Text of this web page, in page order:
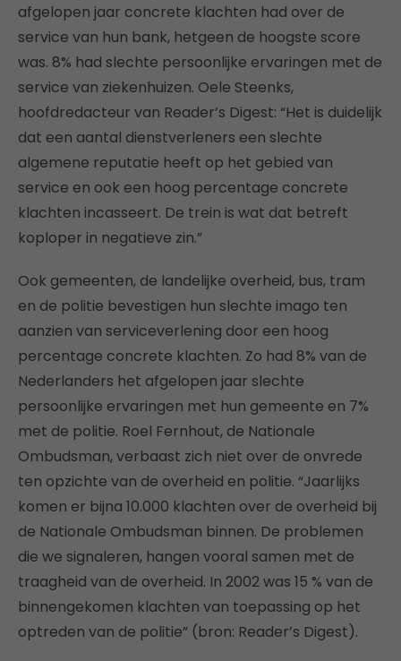
afgelopen jaar concrete klachten had over de
service van hun bank, hetgeen de hoogste score
was. 8% had slechte persoonlijke ervaringen met de
service van ziekenhuizen. Oele Steenks,
hoofdredacteur van Reader’s Digest: “Het is duidelijk
dat een aantal dienstverleners een slechte
algemene reputatie heeft op het gebied van
service en ook een hoog percentage concrete
klachten incasseert. De trein is wat dat betreft
koploper in negatieve zin.”
Ook gemeenten, de landelijke overheid, bus, tram
en de politie bevestigen hun slechte imago ten
aanzien van serviceverlening door een hoog
percentage concrete klachten. Zo had 8% van de
Nederlanders het afgelopen jaar slechte
persoonlijke ervaringen met hun gemeente en 7%
met de politie. Roel Fernhout, de Nationale
Ombudsman, verbaast zich niet over de onvrede
ten opzichte van de overheid en politie. “Jaarlijks
komen er bijna 10.000 klachten over de overheid bij
de Nationale Ombudsman binnen. De problemen
die we signaleren, hangen vooral samen met de
traagheid van de overheid. In 2002 was 15 % van de
binnengekomen klachten van toepassing op het
optreden van de politie” (bron: Reader’s Digest).